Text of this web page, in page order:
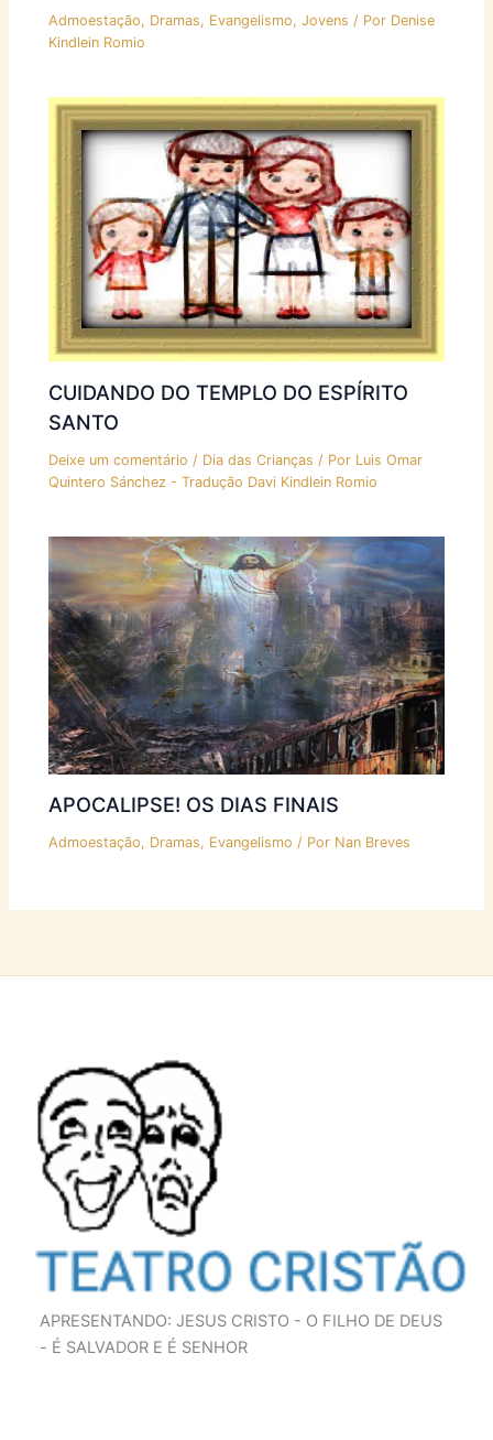
Admoestação, Dramas, Evangelismo,Jovens / Por Denise
Kindlein Romio
CUIDANDO DO TEMPLO DO ESPÍRITO
SANTO
Deixe um comentário / Dia das Crianças / Por Luis Omar
Quintero Sánchez - Tradução Davi Kindlein Romio
APOCALIPSE! OS DIAS FINAIS
Admoestação, Dramas, Evangelismo / Por Nan Breves
APRESENTANDO: JESUS CRISTO - O FILHO DE DEUS
- É SALVADOR E É SENHOR